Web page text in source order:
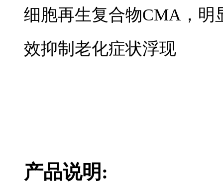
细胞再生复合物CMA，明
效抑制老化症状浮现
产品说明: